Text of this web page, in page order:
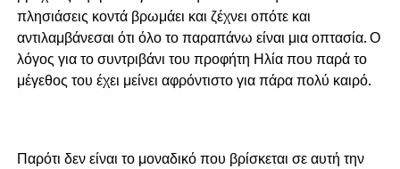
πλησιάσεις κοντά βρωμάει και ζέχνει οπότε και
αντιλαμβάνεσαι ότι όλο το παραπάνω είναι μια οπτασία. Ο
λόγος για το συντριβάνι του προφήτη Ηλία που παρά το
μέγεθος του έχει μείνει αφρόντιστο για πάρα πολύ καιρό.
Παρότι δεν είναι το μοναδικό που βρίσκεται σε αυτή την